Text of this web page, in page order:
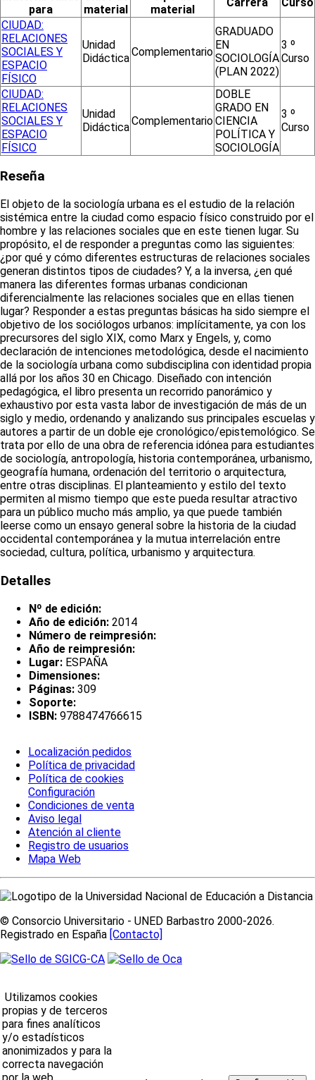
para
material
material
CIUDAD:
RELACIONES
SOCIALES Y
ESPACIO
FÍSICO
Unidad
DidácticaComplementario
GRADUADO
EN
SOCIOLOGÍA
(PLAN 2022)
3 º
Curso
CIUDAD:
RELACIONES
SOCIALES Y
ESPACIO
FÍSICO
Unidad
DidácticaComplementario
DOBLE
GRADO EN
CIENCIA
POLÍTICA Y
SOCIOLOGÍA
3 º
Curso
Reseña
El objeto de la sociología urbana es el estudio de la relación
sistémica entre la ciudad como espacio físico construido por el
hombre y las relaciones sociales que en este tienen lugar. Su
propósito, el de responder a preguntas como las siguientes:
¿por qué y cómo diferentes estructuras de relaciones sociales
generan distintos tipos de ciudades? Y, a la inversa, ¿en qué
manera las diferentes formas urbanas condicionan
diferencialmente las relaciones sociales que en ellas tienen
lugar? Responder a estas preguntas básicas ha sido siempre el
objetivo de los sociólogos urbanos: implícitamente, ya con los
precursores del siglo XIX, como Marx y Engels, y, como
declaración de intenciones metodológica, desde el nacimiento
de la sociología urbana como subdisciplina con identidad propia
allá por los años 30 en Chicago. Diseñado con intención
pedagógica, el libro presenta un recorrido panorámico y
exhaustivo por esta vasta labor de investigación de más de un
siglo y medio, ordenando y analizando sus principales escuelas y
autores a partir de un doble eje cronológico/epistemológico. Se
trata por ello de una obra de referencia idónea para estudiantes
de sociología, antropología, historia contemporánea, urbanismo,
geografía humana, ordenación del territorio o arquitectura,
entre otras disciplinas. El planteamiento y estilo del texto
permiten al mismo tiempo que este pueda resultar atractivo
para un público mucho más amplio, ya que puede también
leerse como un ensayo general sobre la historia de la ciudad
occidental contemporánea y la mutua interrelación entre
sociedad, cultura, política, urbanismo y arquitectura.
Detalles
Nº de edición:
Año de edición: 2014
Número de reimpresión:
Año de reimpresión:
Lugar: ESPAÑA
Dimensiones:
Páginas: 309
Soporte:
ISBN: 9788474766615
Localización pedidos
Política de privacidad
Política de cookies
Configuración
Condiciones de venta
Aviso legal
Atención al cliente
Registro de usuarios
Mapa Web
© Consorcio Universitario - UNED Barbastro 2000-2026.
Registrado en España [Contacto]
Utilizamos cookies
propias y de terceros
para fines analíticos
y/o estadísticos
anonimizados y para la
correcta navegación